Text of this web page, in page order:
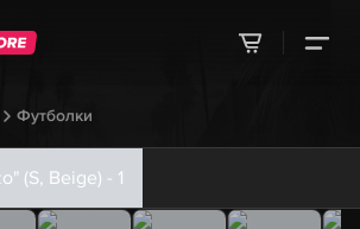
Футболки